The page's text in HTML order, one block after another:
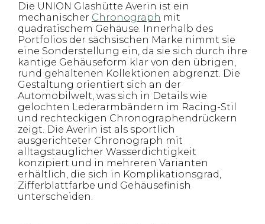
Die UNION Glashütte Averin ist ein
mechanischer Chronograph mit
quadratischem Gehäuse. Innerhalb des
Portfolios der sächsischen Marke nimmt sie
eine Sonderstellung ein, da sie sich durch ihre
kantige Gehäuseform klar von den übrigen,
rund gehaltenen Kollektionen abgrenzt. Die
Gestaltung orientiert sich an der
Automobilwelt, was sich in Details wie
gelochten Lederarmbändern im Racing-Stil
und rechteckigen Chronographendrückern
zeigt. Die Averin ist als sportlich
ausgerichteter Chronograph mit
alltagstauglicher Wasserdichtigkeit
konzipiert und in mehreren Varianten
erhältlich, die sich in Komplikationsgrad,
Zifferblattfarbe und Gehäusefinish
unterscheiden.